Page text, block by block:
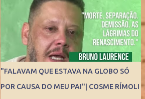
influencer mais conhecido do país ao lado
do Whindersson Nunes . Claro que é preciso
prestar atenção no sinal, ou sinais, pode não
afetar a todos imediatamente, mas com
certeza isso pode chegar para muitos logo
logo. A Rede Mundial de Computadores
permite que cada cidadão tenha seus
próprios meios de comunicação, seja um
"FALAVAM QUE ESTAVA NA GLOBO SÓ
POR CAUSA DO MEU PAI"| COSME RÍMOLI